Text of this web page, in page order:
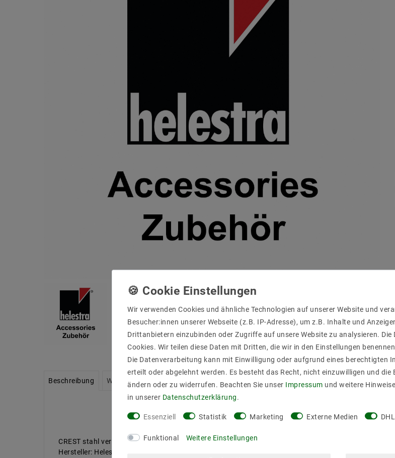
Beschreibung Weitere Details Informationen zur Produktsicherheit
CREST stahl verzinkt,
Hersteller: Helestra
Wir verwenden Cookies und ähnliche Technologien auf unserer Website und
Besucher:innen unserer Webseite (z.B. IP-Adresse), um z.B. Inhalte und
Drittanbietern einzubinden oder Zugriffe auf unsere Website zu analysieren.
Cookies. Wir teilen diese Daten mit Dritten, die wir in den Einstellungen
Die Datenverarbeitung kann mit Einwilligung oder aufgrund eines berechtigten
erteilt oder abgelehnt werden. Es besteht das Recht, nicht einzuwilligen und
ändern oder zu widerrufen. Beachten Sie unser Impressum und weitere
in unserer Daten­schutz­erklärung.
Essenziell Statistik Marketing Externe Medien
Funktional Weitere Einstellungen